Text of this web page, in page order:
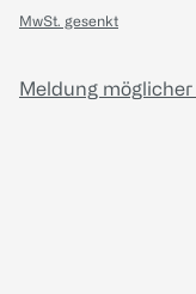
MwSt. gesenkt
Meldung